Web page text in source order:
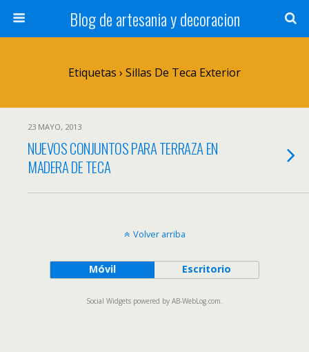
Blog de artesania y decoracion
Etiquetas › Sillas De Teca Exterior
23 MAYO, 2013
NUEVOS CONJUNTOS PARA TERRAZA EN
MADERA DE TECA
Volver arriba
Móvil Escritorio
Social Widgets powered by AB-WebLog.com.